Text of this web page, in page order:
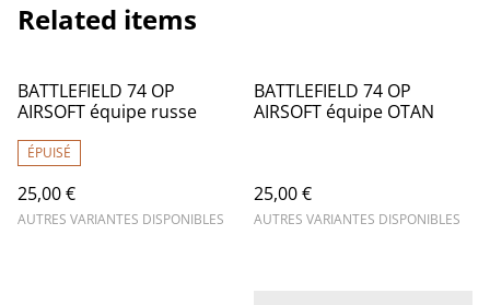
Related items
BATTLEFIELD 74 OP
AIRSOFT équipe russe
ÉPUISÉ
25,00 €
AUTRES VARIANTES DISPONIBLES
BATTLEFIELD 74 OP
AIRSOFT équipe OTAN
25,00 €
AUTRES VARIANTES DISPONIBLES